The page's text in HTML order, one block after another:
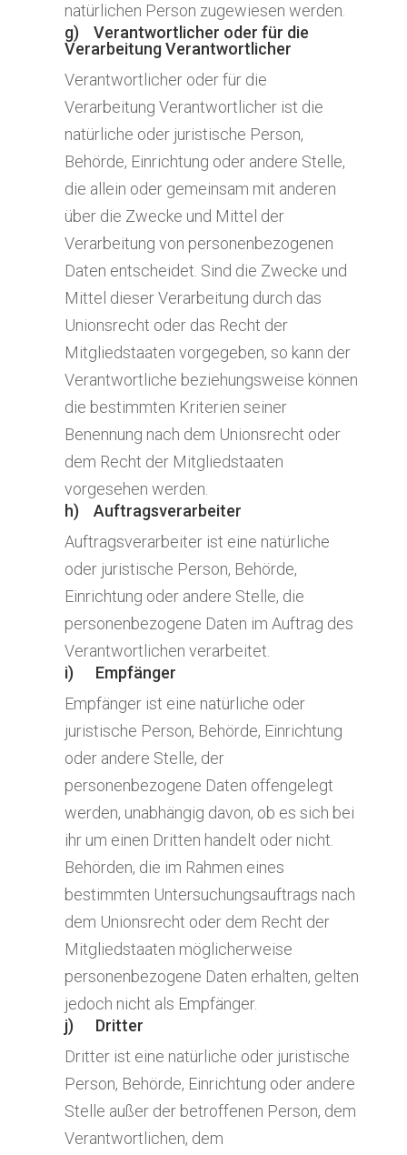
natürlichen Person zugewiesen werden.
g) Verantwortlicher oder für die
Verarbeitung Verantwortlicher
Verantwortlicher oder für die
Verarbeitung Verantwortlicher ist die
natürliche oder juristische Person,
Behörde, Einrichtung oder andere Stelle,
die allein oder gemeinsam mit anderen
über die Zwecke und Mittel der
Verarbeitung von personenbezogenen
Daten entscheidet. Sind die Zwecke und
Mittel dieser Verarbeitung durch das
Unionsrecht oder das Recht der
Mitgliedstaaten vorgegeben, so kann der
Verantwortliche beziehungsweise können
die bestimmten Kriterien seiner
Benennung nach dem Unionsrecht oder
dem Recht der Mitgliedstaaten
vorgesehen werden.
h) Auftragsverarbeiter
Auftragsverarbeiter ist eine natürliche
oder juristische Person, Behörde,
Einrichtung oder andere Stelle, die
personenbezogene Daten im Auftrag des
Verantwortlichen verarbeitet.
i) Empfänger
Empfänger ist eine natürliche oder
juristische Person, Behörde, Einrichtung
oder andere Stelle, der
personenbezogene Daten offengelegt
werden, unabhängig davon, ob es sich bei
ihr um einen Dritten handelt oder nicht.
Behörden, die im Rahmen eines
bestimmten Untersuchungsauftrags nach
dem Unionsrecht oder dem Recht der
Mitgliedstaaten möglicherweise
personenbezogene Daten erhalten, gelten
jedoch nicht als Empfänger.
j) Dritter
Dritter ist eine natürliche oder juristische
Person, Behörde, Einrichtung oder andere
Stelle außer der betroffenen Person, dem
Verantwortlichen, dem